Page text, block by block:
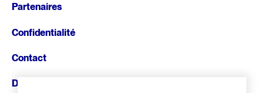
Fonds d’archives
Articles de la Fondation
Formation et tutoriels
CULTURE QUÉBÉCOISE
ARCHIVES AUDIOVISUELLES
Le Chanoine Lionel Groulx, historien
Cours d’histoire donné par Groulx à CKAC
CRÉDIT D’IMPÔT ADDITIONNEL
page
Partenaires
Confidentialité
Contact
Donnez